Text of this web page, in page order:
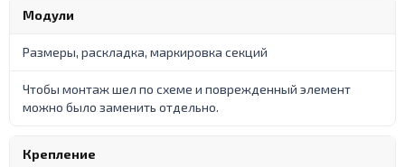
Модули
Размеры, раскладка, маркировка секций
Чтобы монтаж шел по схеме и поврежденный элемент
можно было заменить отдельно.
Крепление